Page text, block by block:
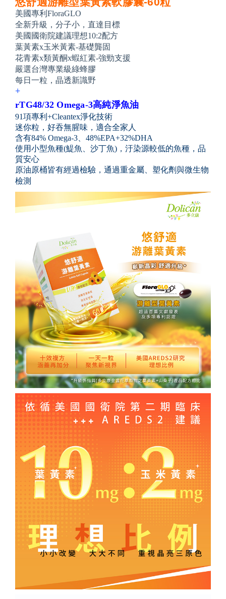
美國專利FloraGLO
全新升級，分子小，直達目標
美國國衛院建議理想10:2配方
葉黃素x玉米黃素-基礎龔固
花青素x類黃酮x蝦紅素-強勁支援
嚴選台灣專業級綠蜂膠
每日一粒，晶透新識野
+
rTG48/32 Omega-3高純淨魚油
91項專利+Cleantex淨化技術
迷你粒，好吞無腥味，適合全家人
含有84% Omega-3、48%EPA+32%DHA
使用小型魚種(鯷魚、沙丁魚)，汙染源較低的魚種，品
質安心
原油原桶皆有經過檢驗，通過重金屬、塑化劑與微生物
檢測